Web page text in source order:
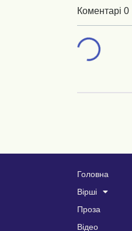
Коментарі 0
Головна
Вірші
Проза
Відео